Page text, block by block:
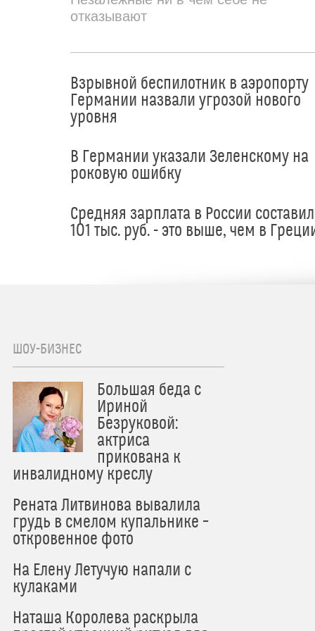
отказывают
Взрывной беспилотник в аэропорту
Германии назвали угрозой нового
уровня
В Германии указали Зеленскому на
роковую ошибку
Средняя зарплата в России
101 тыс. руб. - это выше, чем в
ШОУ-БИЗНЕС
Большая беда с
Ириной
Безруковой:
актриса
прикована к
инвалидному креслу
Рената Литвинова вывалила
грудь в смелом купальнике –
откровенное фото
На Елену Летучую напали с
кулаками
Наташа Королева раскрыла